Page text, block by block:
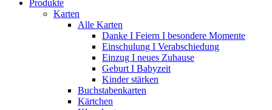
Produkte
Karten
Alle Karten
Danke I Feiern I besondere Momente
Einschulung I Verabschiedung
Einzug I neues Zuhause
Geburt I Babyzeit
Kinder stärken
Buchstabenkarten
Kärtchen